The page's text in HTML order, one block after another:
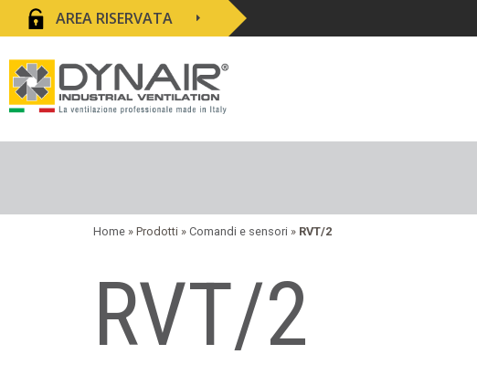
AREA RISERVATA
Home » Prodotti » Comandi e sensori » RVT/2
RVT/2